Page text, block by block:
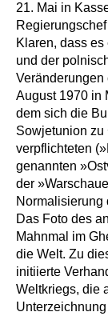
21. Mai in
Klaren, dass
und der
August 1970 in
dem sich die
Sowjetunion zu
verpflichteten
genannten
der
Normalisierung
Das Foto des
Mahnmal im
die Welt. Zu
initiierte
Weltkriegs, die